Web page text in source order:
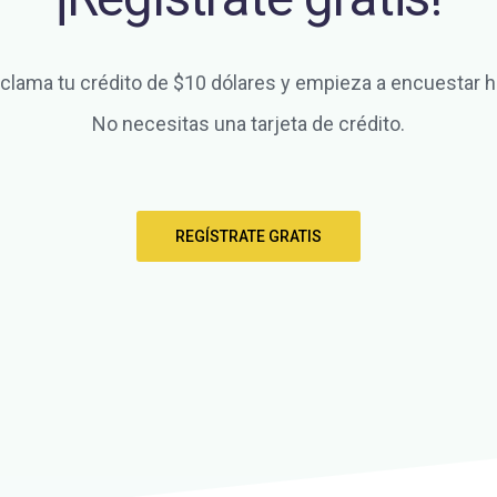
tu crédito de $10 dólares y empieza a encuestar
No necesitas una tarjeta de crédito.
REGÍSTRATE GRATIS